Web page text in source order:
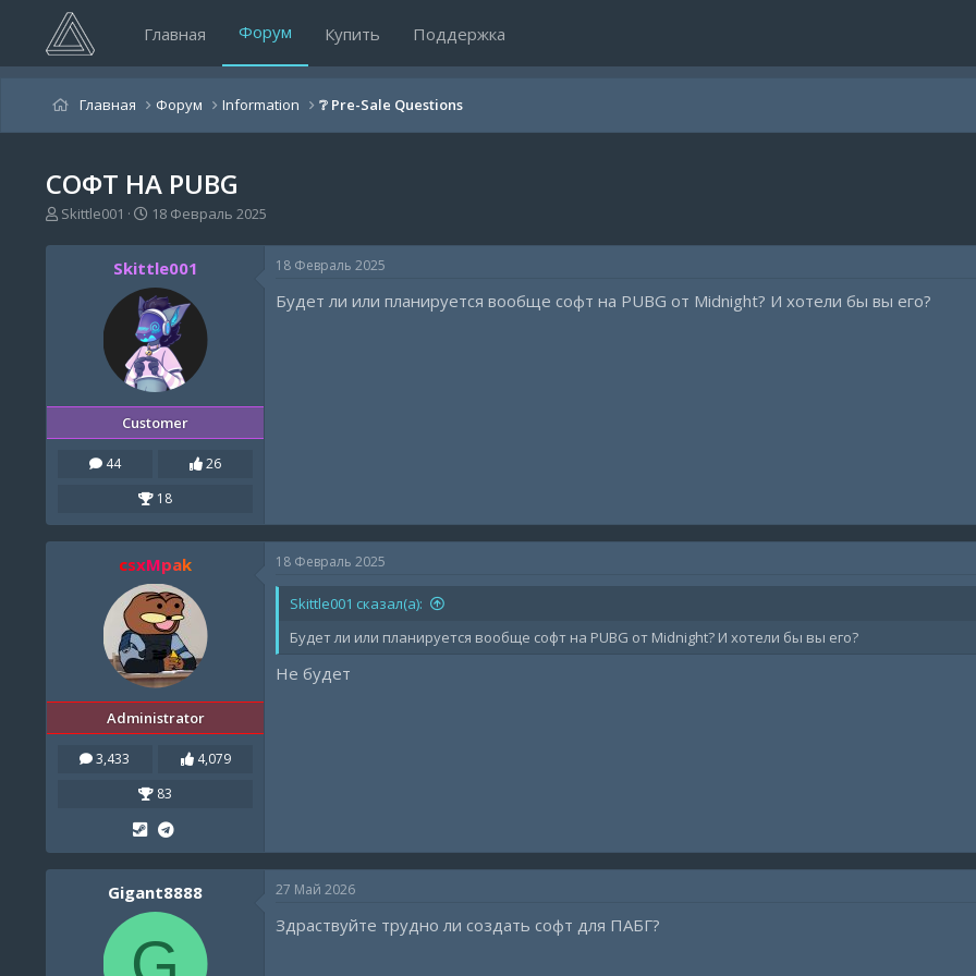
Главная Форум Купить Поддержка
Главная Форум Information ❔ Pre-Sale Questions
СОФТ НА PUBG
А
т
Skittle001
Д
т
а
н
а
ч
а
л
а
18 Февраль 2025
Skittle001
Customer
44
26
18
18 Февраль 2025
Будет ли или планируется вообще софт на PUBG от Midnight? И хотели бы вы его?
csxMpak
Administrator
3,433
4,079
83
18 Февраль 2025
Skittle001 сказал(а):
Будет ли или планируется вообще софт на PUBG от Midnight? И хотели бы вы его?
Не будет
Gigant8888 27 Май 2026
Здраствуйте трудно ли создать софт для ПАБГ?